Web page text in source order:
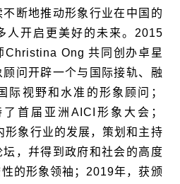
断地推动形象行业在中国的
人开启更美好的未来。 2015
Christina Ong共同创办卓星
问开辟一个与国际接轨、融
际视野和水准的形象顾问；
首届亚洲 AICI 形象大会；
形象行业的发展，策划和主持
，幷得到政府和社会的高度
的形象领袖； 2019年，获颁